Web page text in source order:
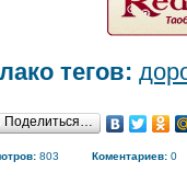
тегов:
Поделиться…
803 Коментариев: 0